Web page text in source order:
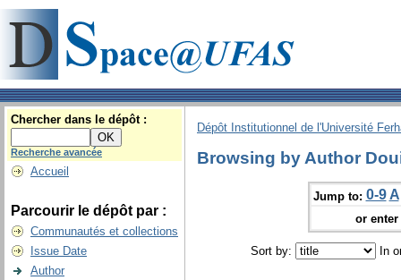
Chercher dans le dépôt :
Recherche avancée
Accueil
Parcourir le dépôt par :
Communautés et collections
Issue Date
Author
Dépôt Institutionnel de l'Université
Browsing by Author
Jump to: 0-9 A
or
Sort by: In